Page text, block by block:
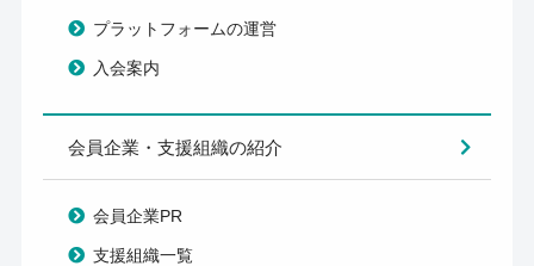
プラットフォームの運営
入会案内
会員企業・支援組織の紹介
会員企業PR
支援組織一覧